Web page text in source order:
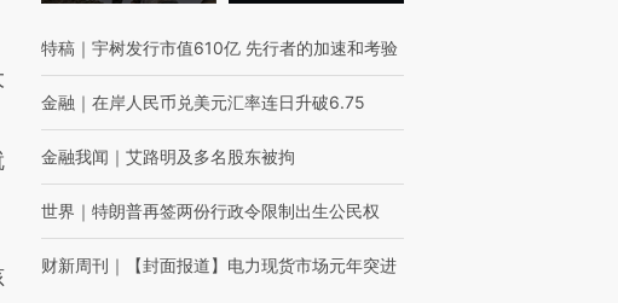
特稿 ｜ 宇树发行市值610亿 先行者的加速和考验
金融 ｜ 在岸人民币兑美元汇率连日升破6.75
金融我闻 ｜ 艾路明及多名股东被拘
世界 ｜ 特朗普再签两份行政令限制出生公民权
财新周刊 ｜ 【封面报道】电力现货市场元年突进